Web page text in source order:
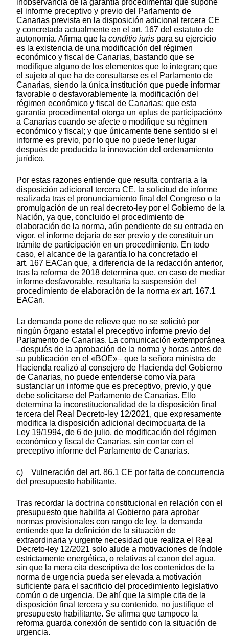
el informe preceptivo y previo del Parlamento de
Canarias prevista en la disposición adicional tercera CE
y concretada actualmente en el art. 167 del estatuto de
autonomía. Afirma que la conditio iuris para su ejercicio
es la existencia de una modificación del régimen
económico y fiscal de Canarias, bastando que se
modifique alguno de los elementos que lo integran; que
el sujeto al que ha de consultarse es el Parlamento de
Canarias, siendo la única institución que puede informar
favorable o desfavorablemente la modificación del
régimen económico y fiscal de Canarias; que esta
garantía procedimental otorga un «plus de participación»
a Canarias cuando se afecte o modifique su régimen
económico y fiscal; y que únicamente tiene sentido si el
informe es previo, por lo que no puede tener lugar
después de producida la innovación del ordenamiento
jurídico.
Por estas razones entiende que resulta contraria a la
disposición adicional tercera CE, la solicitud de informe
realizada tras el pronunciamiento final del Congreso o la
promulgación de un real decreto-ley por el Gobierno de la
Nación, ya que, concluido el procedimiento de
elaboración de la norma, aún pendiente de su entrada en
vigor, el informe dejaría de ser previo y de constituir un
trámite de participación en un procedimiento. En todo
caso, el alcance de la garantía lo ha concretado el
art. 167 EACan que, a diferencia de la redacción anterior,
tras la reforma de 2018 determina que, en caso de mediar
informe desfavorable, resultaría la suspensión del
procedimiento de elaboración de la norma exart. 167.1
EACan.
La demanda pone de relieve que no se solicitó por
ningún órgano estatal el preceptivo informe previo del
Parlamento de Canarias. La comunicación extemporánea
–después de la aprobación de la norma y horas antes de
su publicación en el «BOE»– que la señora ministra de
Hacienda realizó al consejero de Hacienda del Gobierno
de Canarias, no puede entenderse como vía para
sustanciar un informe que es preceptivo, previo, y que
debe solicitarse del Parlamento de Canarias. Ello
determina la inconstitucionalidad de la disposición final
tercera del Real Decreto-ley 12/2021, que expresamente
modifica la disposición adicional decimocuarta de la
Ley 19/1994, de 6 de julio, de modificación del régimen
económico y fiscal de Canarias, sin contar con el
preceptivo informe del Parlamento de Canarias.
c) Vulneración del art. 86.1 CE por falta de concurrencia
del presupuesto habilitante.
Tras recordar la doctrina constitucional en relación con el
presupuesto que habilita al Gobierno para aprobar
normas provisionales con rango de ley, la demanda
entiende que la definición de la situación de
extraordinaria y urgente necesidad que realiza el Real
Decreto-ley 12/2021 solo alude a motivaciones de índole
estrictamente energética, o relativas al canon del agua,
sin que la mera cita descriptiva de los contenidos de la
norma de urgencia pueda ser elevada a motivación
suficiente para el sacrificio del procedimiento legislativo
común o de urgencia. De ahí que la simple cita de la
disposición final tercera y su contenido, no justifique el
presupuesto habilitante. Se afirma que tampoco la
reforma guarda conexión de sentido con la situación de
urgencia.